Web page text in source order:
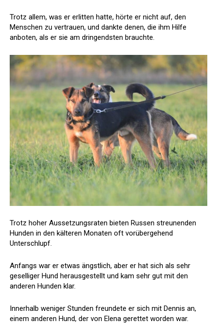
Trotz allem, was er erlitten hatte, hörte er nicht auf, den
Menschen zu vertrauen, und dankte denen, die ihm Hilfe
anboten, als er sie am dringendsten brauchte.
Trotz hoher Aussetzungsraten bieten Russen streunenden
Hunden in den kälteren Monaten oft vorübergehend
Unterschlupf.
Anfangs war er etwas ängstlich, aber er hat sich als sehr
geselliger Hund herausgestellt und kam sehr gut mit den
anderen Hunden klar.
Innerhalb weniger Stunden freundete er sich mit Dennis an,
einem anderen Hund, der von Elena gerettet worden war.